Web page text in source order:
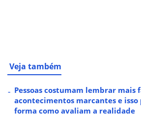
Veja também
Pessoas costumam lembrar mais
acontecimentos marcantes e
forma como avaliam a realidade